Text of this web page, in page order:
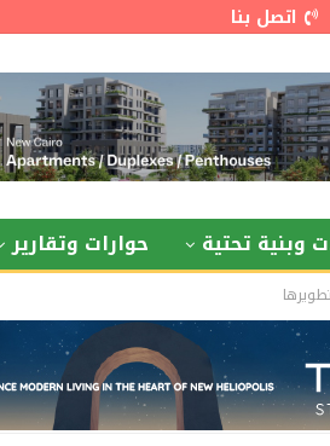
اتصل بنا
وبنية تحتية حوارات وتقارير